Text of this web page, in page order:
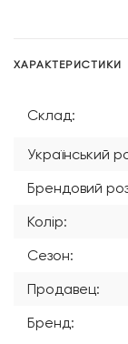
ХАРАКТЕРИСТИКИ
Склад:
Український
Брендовий
Колір:
Сезон:
Продавец:
Бренд: